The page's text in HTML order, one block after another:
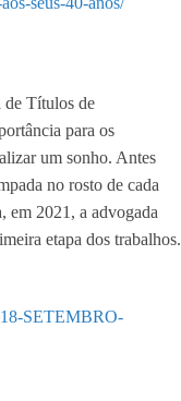
de Títulos de
para os
um sonho. Antes
no rosto de cada
em 2021, a advogada
etapa dos trabalhos.
SETEMBRO-